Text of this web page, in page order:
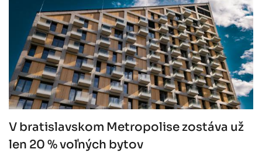
V bratislavskom Metropolise zostáva už
len 20 % voľných bytov